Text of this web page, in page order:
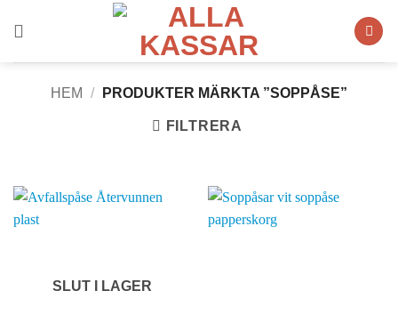
HEM / PRODUKTER MÄRKTA ”SOPPÅSE”
FILTRERA
SLUT I LAGER